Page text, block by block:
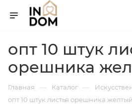
опт 10 штук
орешника
Главная — Каталог —
опт 10 штук листья орешника желтый